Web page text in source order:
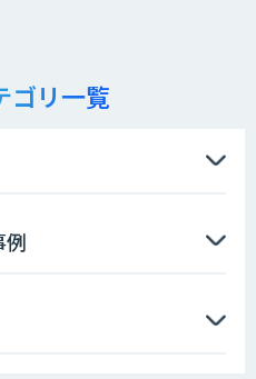
ゴリ一覧
例